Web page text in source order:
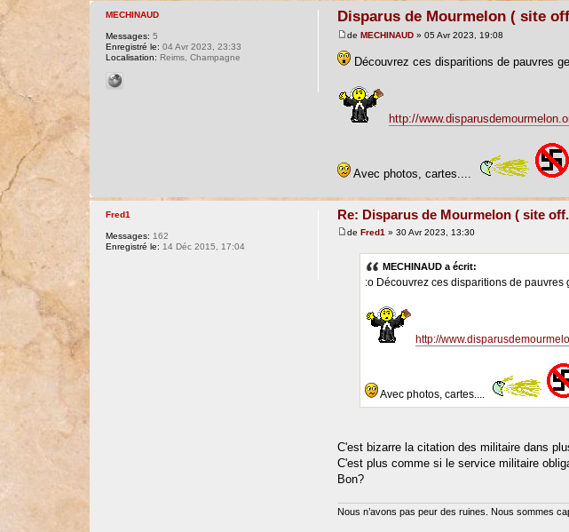
Disparus de Mourmelon ( site
deMECHINAUD » 05 Avr 2023, 19:08
Découvrez ces disparitions de pauvres
http://
Avec photos, cartes....
MECHINAUD
Messages: 5
Enregistré le: 04 Avr 2023, 23:33
Localisation: Reims, Champagne
Re: Disparus de Mourmelon ( site
deFred1 » 30 Avr 2023, 13:30
MECHINAUD a écrit:
:o Découvrez ces disparitions de pauvres
http://
Avec photos, cartes....
C'est bizarre la citation des militaire dans
C'est plus comme si le service militaire
Bon?
Nous n’avons pas peur des ruines. Nous sommes
Fred1
Messages: 162
Enregistré le: 14 Déc 2015, 17:04